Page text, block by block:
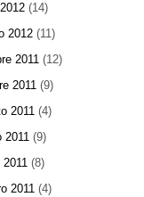
(14)
2012(11)
2011(12)
2011(9)
2011(4)
2011(9)
2011 (8)
2011 (4)